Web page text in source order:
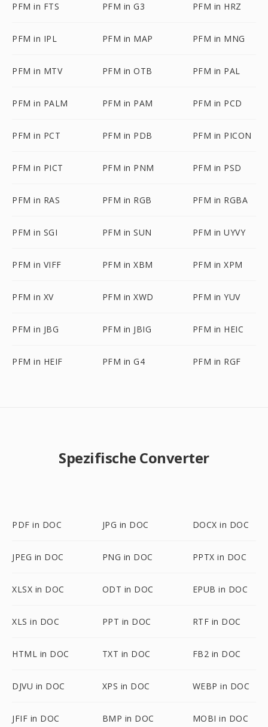
PFM in FTS PFM in G3 PFM in HRZ
PFM in IPL PFM in MAP PFM in MNG
PFM in MTV PFM in OTB PFM in PAL
PFM in PALM PFM in PAM PFM in PCD
PFM in PCT PFM in PDB PFM in PICON
PFM in PICT PFM in PNM PFM in PSD
PFM in RAS PFM in RGB PFM in RGBA
PFM in SGI PFM in SUN PFM in UYVY
PFM in VIFF PFM in XBM PFM in XPM
PFM in XV PFM in XWD PFM in YUV
PFM in JBG PFM in JBIG PFM in HEIC
PFM in HEIF PFM in G4 PFM in RGF
Spezifische Converter
PDF in DOC JPG in DOC DOCX in DOC
JPEG in DOC PNG in DOC PPTX in DOC
XLSX in DOC ODT in DOC EPUB in DOC
XLS in DOC PPT in DOC RTF in DOC
HTML in DOC TXT in DOC FB2 in DOC
DJVU in DOC XPS in DOC WEBP in DOC
JFIF in DOC BMP in DOC MOBI in DOC